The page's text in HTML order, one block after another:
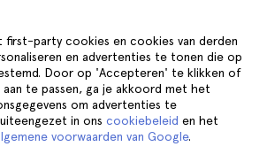
missie van San José
party cookies en cookies van derden
en advertenties te tonen die op
Door op 'Accepteren' te klikken of
te passen, ga je akkoord met het
om advertenties te
in ons cookiebeleid en het
voorwaarden van Google.